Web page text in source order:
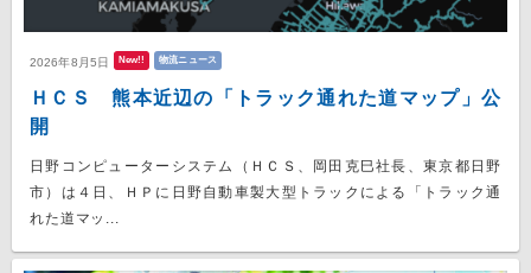
2026年8月5日 New!! 物流ニュース
ＨＣＳ 熊本近辺の「トラック通れた道マップ」公
開
日野コンピューターシステム（ＨＣＳ、岡田克巳社長、東京都日野
市）は４日、ＨＰに日野自動車製大型トラックによる「トラック通
れた道マッ...